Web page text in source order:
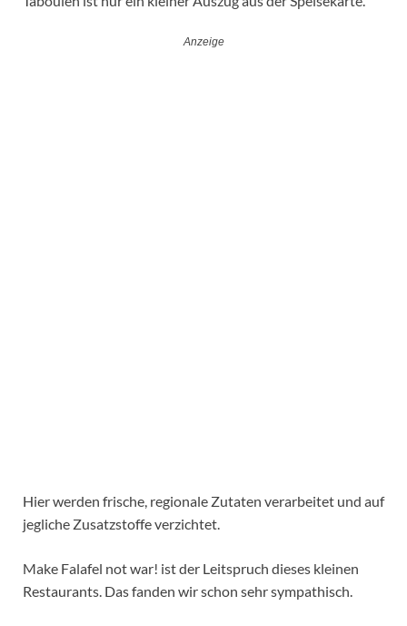
Hier werden frische, regionale Zutaten verarbeitet und auf
jegliche Zusatzstoffe verzichtet.
Make Falafel not war! ist der Leitspruch dieses kleinen
Restaurants. Das fanden wir schon sehr sympathisch.